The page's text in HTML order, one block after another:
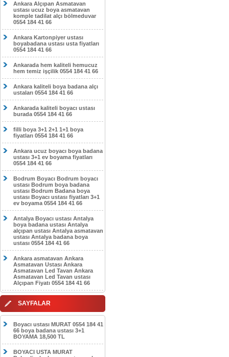
Ankara Alçıpan Asmatavan
ustası ucuz boya asmatavan
komple tadilat alçı bölmeduvar
0554 184 41 66
Ankara Kartonpiyer ustası
boyabadana ustası usta fiyatları
0554 184 41 66
Ankarada hem kaliteli hemucuz
hem temiz işçilik 0554 184 41 66
Ankara kaliteli boya badana alçı
ustaları 0554 184 41 66
Ankarada kaliteli boyacı ustası
burada 0554 184 41 66
filli boya 3+1 2+1 1+1 boya
fiyatları 0554 184 41 66
Ankara ucuz boyacı boya badana
ustası 3+1 ev boyama fiyatları
0554 184 41 66
Bodrum Boyacı Bodrum boyacı
ustası Bodrum boya badana
ustası Bodrum Badana boya
ustası Boyacı ustası fiyatları 3+1
ev boyama 0554 184 41 66
Antalya Boyacı ustası Antalya
boya badana ustası Antalya
alçıpan ustası Antalya asmatavan
ustası Antalya badana boya
ustası 0554 184 41 66
Ankara asmatavan Ankara
Asmatavan Ustası Ankara
Asmatavan Led Tavan Ankara
Asmatavan Led Tavan ustası
Alçıpan Fiyatı 0554 184 41 66
SAYFALAR
Boyacı ustası MURAT 0554 184 41
66 boya badana ustası 3+1
BOYAMA 18,500 TL
BOYACI USTA MURAT